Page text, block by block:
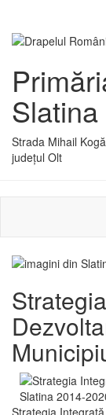
Slatina
Strada Mihail
județul Olt
Strategia